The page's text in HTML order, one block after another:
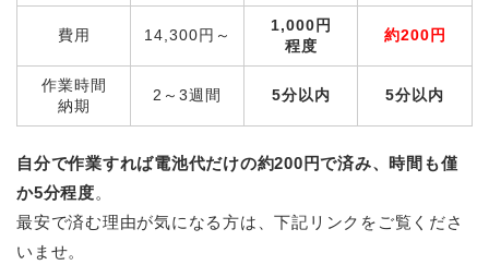
費用 14,300円～
1,000円
程度
約200円
作業時間
納期
2～3週間 5分以内 5分以内
自分で作業すれば電池代だけの約200円で済み、時間も僅
か5分程度。
最安で済む理由が気になる方は、下記リンクをご覧くださ
いませ。